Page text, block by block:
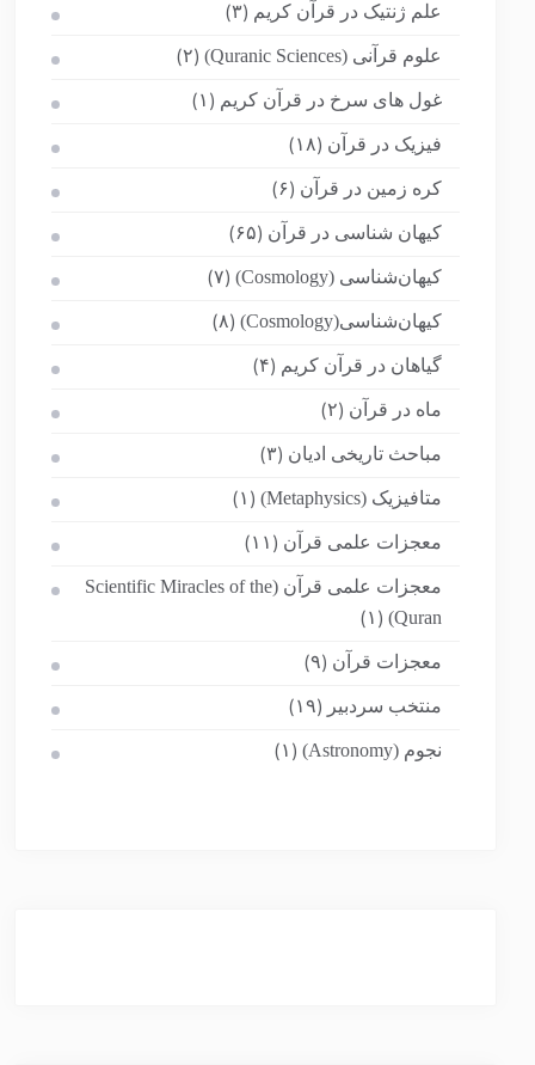
علم ژنتیک در قرآن کریم (۳)
علوم قرآنی (Quranic Sciences) (۲)
غول های سرخ در قرآن کریم (۱)
فیزیک در قرآن (۱۸)
کره زمین در قرآن (۶)
کیهان شناسی در قرآن (۶۵)
کیهان‌شناسی (Cosmology) (۷)
کیهان‌شناسی(Cosmology) (۸)
گیاهان در قرآن کریم (۴)
ماه در قرآن (۲)
مباحث تاریخی ادیان (۳)
متافیزیک (Metaphysics) (۱)
معجزات علمی قرآن (۱۱)
معجزات علمی قرآن (Scientific Miracles of the
Quran)
(۱)
معجزات قرآن (۹)
منتخب سردبیر (۱۹)
نجوم (Astronomy) (۱)